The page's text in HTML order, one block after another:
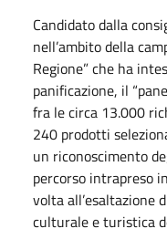
Candidato dalla
nell’ambito della
Regione” che ha
panificazione, il
fra le circa 13.000
240 prodotti
un riconoscimento
percorso intrapreso
volta all’esaltazione
culturale e turistica